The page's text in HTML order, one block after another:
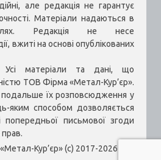
але редакція не гарантує
Матеріали надаються в
Редакція не несе
вжиті на основі опублікованих
Усі матеріали та дані, що
ТОВ Фірма «Метал-Кур’єр».
їх розповсюдження у
яким способом дозволяється
письмової згоди
Кур’єр» (c) 2017-2026